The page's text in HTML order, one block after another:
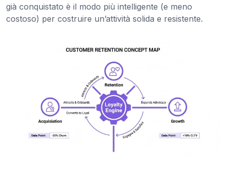
già conquistato è il modo più intelligente (e meno
costoso) per costruire un’attività solida e resistente.